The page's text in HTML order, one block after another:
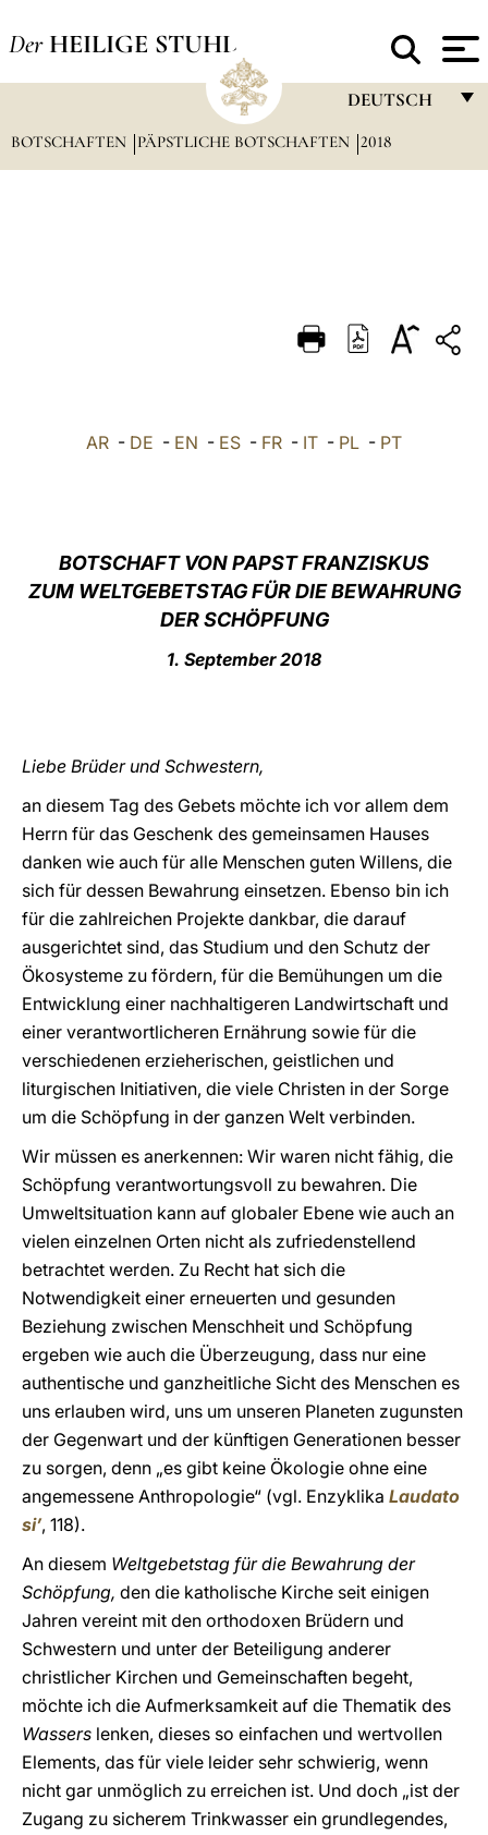
Der HEILIGE STUHL
DEUTSCH
FRANÇAIS
DEUTSCH
العربيّة
BOTSCHAFTEN PÄPSTLICHE BOTSCHAFTEN 2018
AR - DE - EN - ES - FR - IT - PL - PT
BOTSCHAFT VON PAPST FRANZISKUS
ZUM WELTGEBETSTAG FÜR DIE BEWAHRUNG
DER SCHÖPFUNG
1. September 2018
Liebe Brüder und Schwestern,
an diesem Tag des Gebets möchte ich vor allem dem
Herrn für das Geschenk des gemeinsamen Hauses
danken wie auch für alle Menschen guten Willens, die
sich für dessen Bewahrung einsetzen. Ebenso bin ich
für die zahlreichen Projekte dankbar, die darauf
ausgerichtet sind, das Studium und den Schutz der
Ökosysteme zu fördern, für die Bemühungen um die
Entwicklung einer nachhaltigeren Landwirtschaft und
einer verantwortlicheren Ernährung sowie für die
verschiedenen erzieherischen, geistlichen und
liturgischen Initiativen, die viele Christen in der Sorge
um die Schöpfung in der ganzen Welt verbinden.
Wir müssen es anerkennen: Wir waren nicht fähig, die
Schöpfung verantwortungsvoll zu bewahren. Die
Umweltsituation kann auf globaler Ebene wie auch an
vielen einzelnen Orten nicht als zufriedenstellend
betrachtet werden. Zu Recht hat sich die
Notwendigkeit einer erneuerten und gesunden
Beziehung zwischen Menschheit und Schöpfung
ergeben wie auch die Überzeugung, dass nur eine
authentische und ganzheitliche Sicht des Menschen es
uns erlauben wird, uns um unseren Planeten zugunsten
der Gegenwart und der künftigen Generationen besser
zu sorgen, denn „es gibt keine Ökologie ohne eine
angemessene Anthropologie“ (vgl. Enzyklika Laudato
si’, 118).
An diesem Weltgebetstag für die Bewahrung der
Schöpfung, den die katholische Kirche seit einigen
Jahren vereint mit den orthodoxen Brüdern und
Schwestern und unter der Beteiligung anderer
christlicher Kirchen und Gemeinschaften begeht,
möchte ich die Aufmerksamkeit auf die Thematik des
Wassers lenken, dieses so einfachen und wertvollen
Elements, das für viele leider sehr schwierig, wenn
nicht gar unmöglich zu erreichen ist. Und doch „ist der
Zugang zu sicherem Trinkwasser ein grundlegendes,